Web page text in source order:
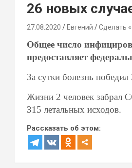
26 новых
27.08.2020 Евгений Сделать
Общее число
предоставляет
За сутки болезнь
Жизни 2 человек забрал
315 летальных исходов.
Рассказать об этом: